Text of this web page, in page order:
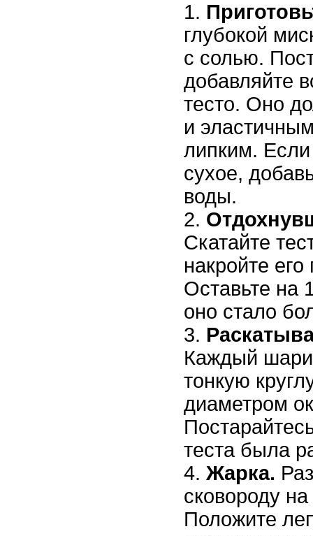
глубокой
с солью.
добавляйте
тесто. Оно
и
липким.
сухое,
воды.
Скатайте
накройте
Оставьте на
оно стало
Каждый
тонкую
диаметром
теста была
Жарка.
сковороду
Положите